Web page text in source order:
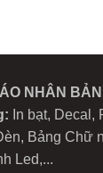
NHÂN BẢN
In bạt, Decal,
Bảng Chữ
Led,...